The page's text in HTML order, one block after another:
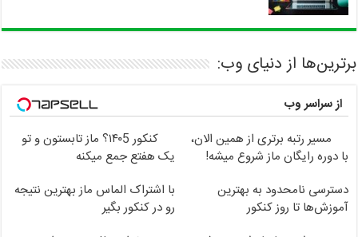
برترین‌ها از دنیای وب:
از سراسر وب
مسیر رتبه برتری از همین الان،
با دوره رایگان ماز شروع میشه!
کنکور ۱۴۰5؟ ماز تابستون و تو
یک هفتع جمع میکنه
دسترسی نامحدود به بهترین
آموزش‌ها تا روز کنکور
با اشتراک الماس ماز بهترین نتیجه
رو در کنکور بگیر